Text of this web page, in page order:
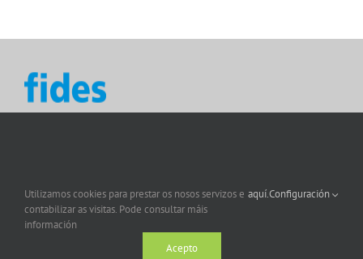
Utilizamos cookies para prestar os nosos servizos e
contabilizar as visitas. Pode consultar máis
información
aquí.Configuración
Acepto